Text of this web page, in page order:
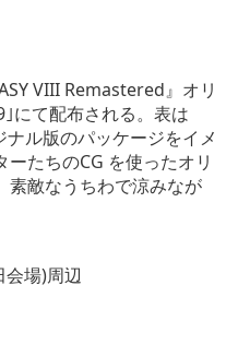
VIII Remastered』オリ
にて配布される。表は
ナル版のパッケージをイメ
たちのCG を使ったオリ
素敵なうちわで涼みなが
場)周辺